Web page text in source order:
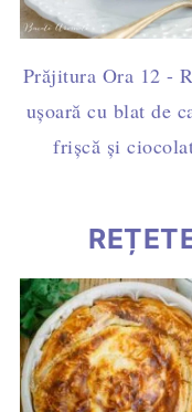
Prăjitura Ora 12 -
ușoară cu blat de
frișcă și